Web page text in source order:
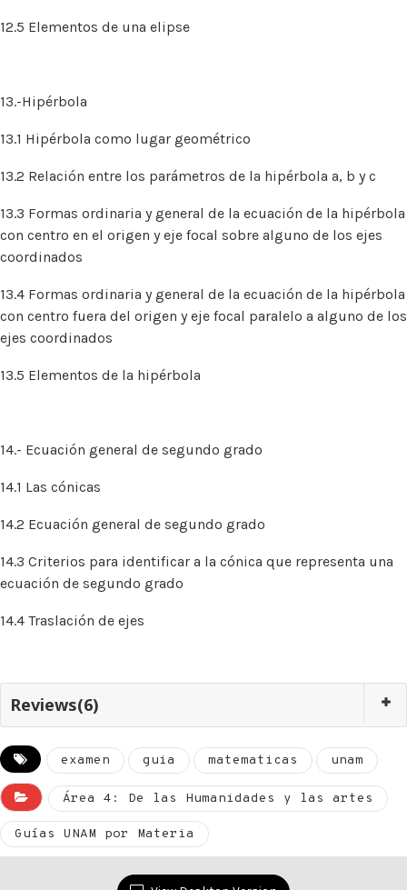
12.5 Elementos de una elipse
13.-Hipérbola
13.1 Hipérbola como lugar geométrico
13.2 Relación entre los parámetros de la hipérbola a, b y c
13.3 Formas ordinaria y general de la ecuación de la hipérbola
con centro en el origen y eje focal sobre alguno de los ejes
coordinados
13.4 Formas ordinaria y general de la ecuación de la hipérbola
con centro fuera del origen y eje focal paralelo a alguno de los
ejes coordinados
13.5 Elementos de la hipérbola
14.- Ecuación general de segundo grado
14.1 Las cónicas
14.2 Ecuación general de segundo grado
14.3 Criterios para identificar a la cónica que representa una
ecuación de segundo grado
14.4 Traslación de ejes
Reviews(6)
examen guia matematicas unam
Área 4: De las Humanidades y las artes
Guías UNAM por Materia